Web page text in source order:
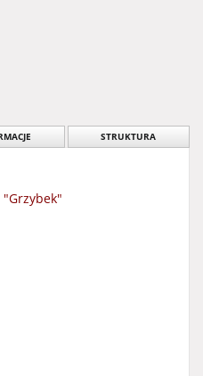
STRUKTURA